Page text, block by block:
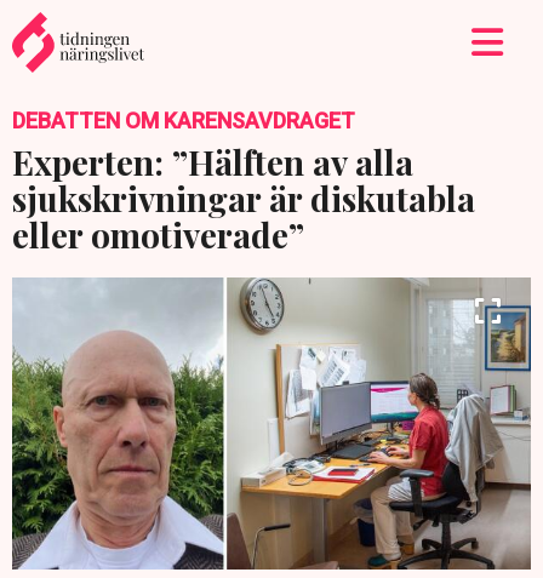
DEBATTEN OM KARENSAVDRAGET
Experten: ”Hälften av alla
sjukskrivningar är diskutabla
eller omotiverade”